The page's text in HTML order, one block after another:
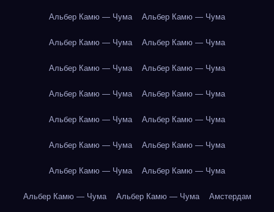
Альбер Камю — Чума Альбер Камю — Чума
Альбер Камю — Чума Альбер Камю — Чума
Альбер Камю — Чума Альбер Камю — Чума
Альбер Камю — Чума Альбер Камю — Чума
Альбер Камю — Чума Альбер Камю — Чума
Альбер Камю — Чума Альбер Камю — Чума
Альбер Камю — Чума Альбер Камю — Чума
Альбер Камю — Чума Альбер Камю — Чума Амстердам